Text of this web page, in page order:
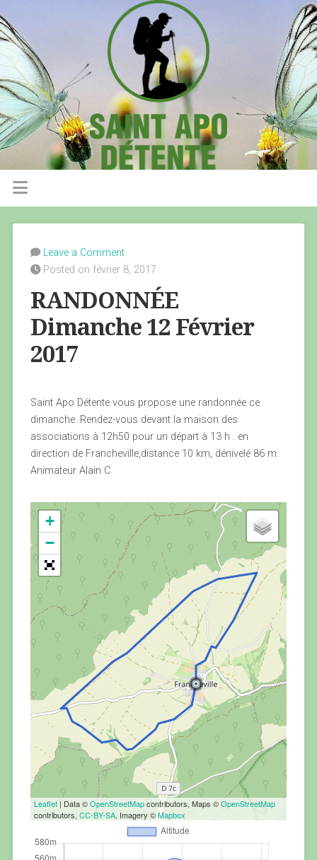
Leave a Comment
Posted on février 8, 2017
RANDONNÉE
Dimanche 12 Février
2017
Saint Apo Détente vous propose une randonnée ce
dimanche. Rendez-vous devant la maison des
associations à 12h50 pour un départ à 13 h . en
direction de Francheville,distance 10 km, dénivelé 86 m.
Animateur Alain C
+
−
Leaflet| Data ©OpenStreetMapcontributors, Maps ©OpenStreetMap
contributors, CC-BY-SA, Imagery ©Mapbox